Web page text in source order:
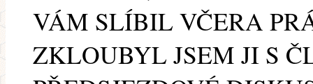
VÁM SLÍBIL VČERA
ZKLOUBYL JSEM JI S